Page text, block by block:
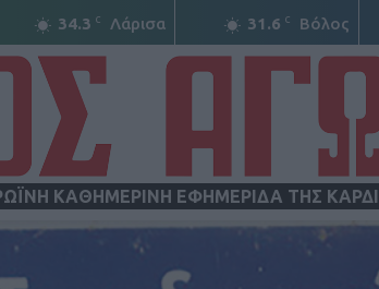
34.3 C Λάρισα 31.6 C Βόλος
ΚΑΘΗΜΕΡΙΝΗ ΕΦΗΜΕΡΙΔΑ ΤΗΣ
ΝΕΟΣ